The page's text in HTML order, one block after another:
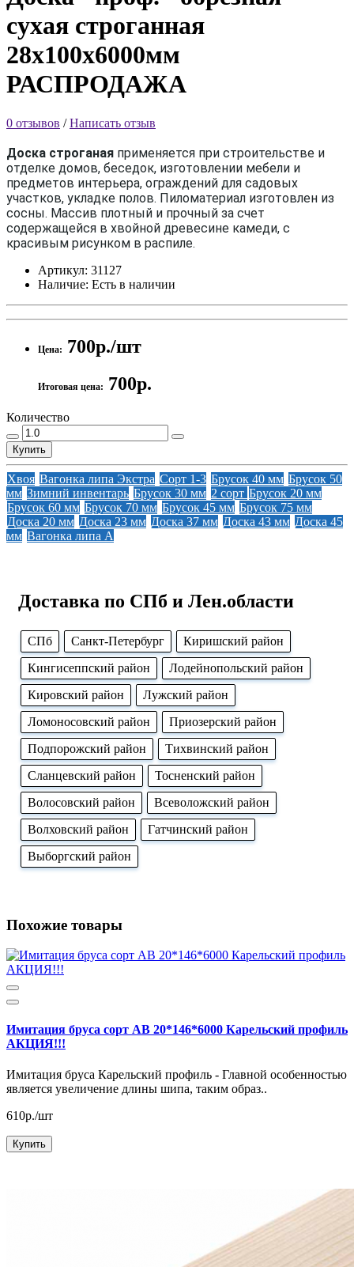
сухая строганная
28х100х6000мм
РАСПРОДАЖА
0 отзывов /Написать отзыв
Доска строганая применяется при строительстве и
отделке домов, беседок, изготовлении мебели и
предметов интерьера, ограждений для садовых
участков, укладке полов. Пиломатериал изготовлен из
сосны. Массив плотный и прочный за счет
содержащейся в хвойной древесине камеди, с
красивым рисунком в распиле.
Артикул: 31127
Наличие: Есть в наличии
Цена: 700р./шт
Итоговая цена: 700р.
Количество
Купить
Хвоя Вагонка липа Экстра Сорт 1-3 Брусок 40 мм Брусок 50
мм Зимний инвентарь Брусок 30 мм 2 сорт Брусок 20 мм
Брусок 60 мм Брусок 70 мм Брусок 45 мм Брусок 75 мм
Доска 20 мм Доска 23 мм Доска 37 мм Доска 43 мм Доска 45
мм Вагонка липа А
Доставка по СПб и Лен.области
CПб Cанкт-Петербург
Киришский район
Кингисеппский район
Лодейнопольский район
Кировский район
Лужский район
Ломоносовский район
Приозерский район
Подпорожский район
Тихвинский район
Сланцевский район
Тосненский район
Волосовский район
Всеволожский район
Волховский район
Гатчинский район
Выборгский район
Похожие товары
Имитация бруса сорт АВ 20*146*6000 Карельский профиль
АКЦИЯ!!!
Имитация бруса Карельский профиль - Главной особенностью
является увеличение длины шипа, таким образ..
610р./шт
Купить